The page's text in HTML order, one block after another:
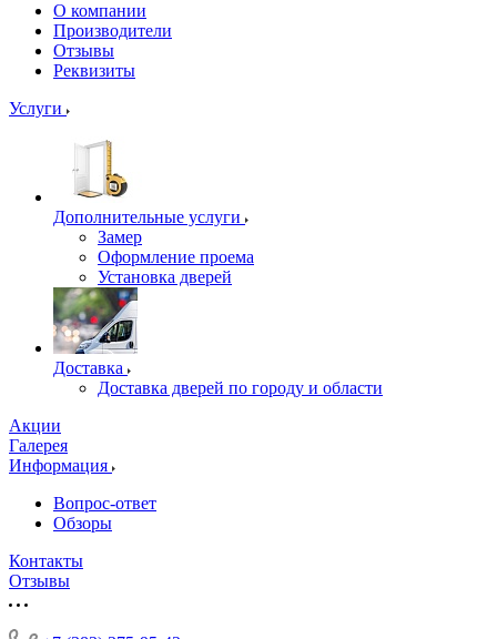
О компании
Производители
Отзывы
Реквизиты
Услуги
Дополнительные услуги
Замер
Оформление проема
Установка дверей
Доставка
Доставка дверей по городу и области
Акции
Галерея
Информация
Вопрос-ответ
Обзоры
Контакты
Отзывы